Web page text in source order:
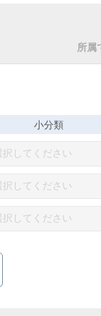
所属
小分類